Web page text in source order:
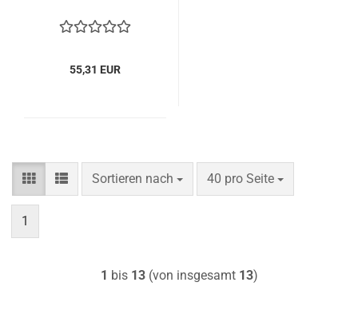
55,31 EUR
Sortieren nach
Sortieren nach 40 pro Seite
pro Seite
1
1 bis 13(von insgesamt 13)